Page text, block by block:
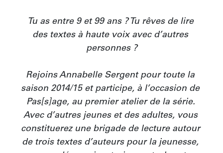
Tu as entre 9 et 99 ans ? Tu rêves de lire
des textes à haute voix avec d’autres
personnes ?
Rejoins Annabelle Sergent pour toute la
saison 2014/15 et participe, à l’occasion de
Pas[s]age, au premier atelier de la série.
Avec d’autres jeunes et des adultes, vous
constituerez une brigade de lecture autour
de trois textes d’auteurs pour la jeunesse,